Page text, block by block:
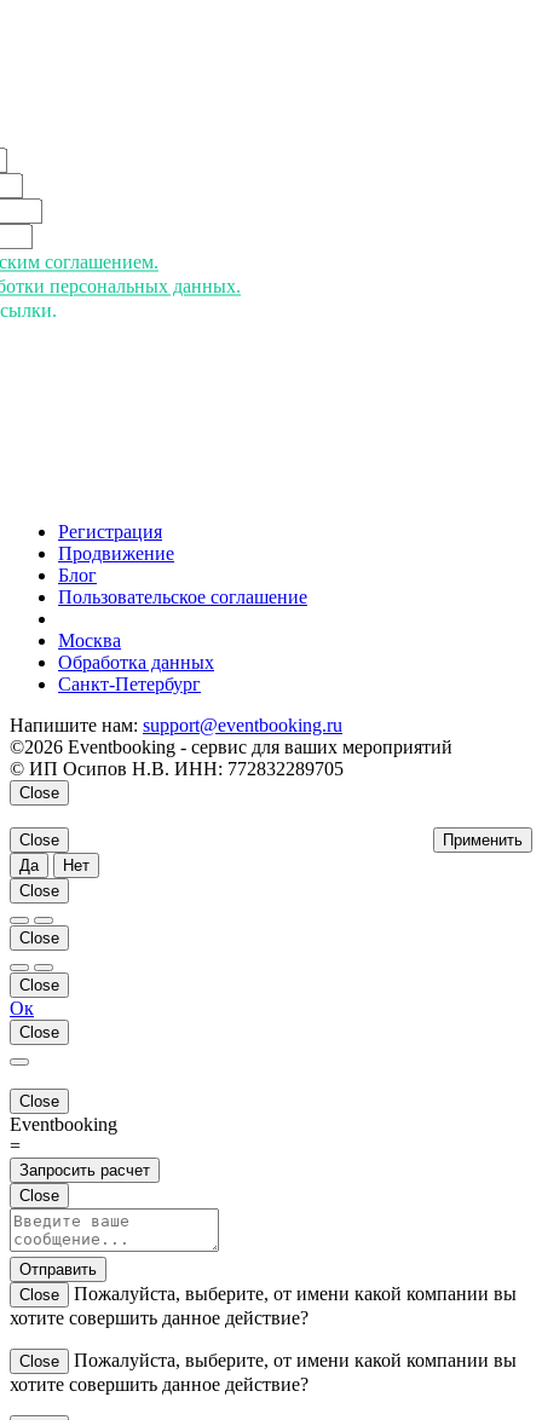
соглашением.
персональных данных.
Регистрация
Продвижение
Блог
Пользовательское соглашение
Москва
Обработка данных
Санкт-Петербург
Напишите нам: support@eventbooking.ru
©2026 Eventbooking - сервис для ваших мероприятий
© ИП Осипов Н.В. ИНН: 772832289705
Close
Применить
Close
Да
Нет
Close
Close
Close
Ок
Close
Close
Eventbooking
=
Запросить расчет
Close
Отправить
Close
Пожалуйста, выберите, от имени какой компании вы
хотите совершить данное действие?
Close
Пожалуйста, выберите, от имени какой компании вы
хотите совершить данное действие?